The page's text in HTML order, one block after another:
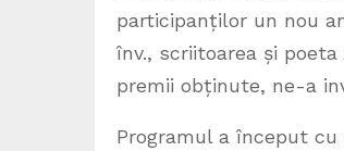
participanților un nou
înv., scriitoarea și
premii obținute, ne-a
Programul a început